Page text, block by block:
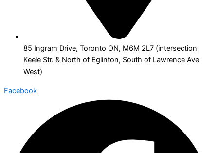
85 Ingram Drive, Toronto ON, M6M 2L7 (intersection
Keele Str. & North of Eglinton, South of Lawrence Ave.
West)
Facebook